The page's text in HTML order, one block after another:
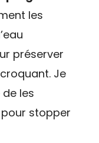
les
préserver
Je
les
stopper